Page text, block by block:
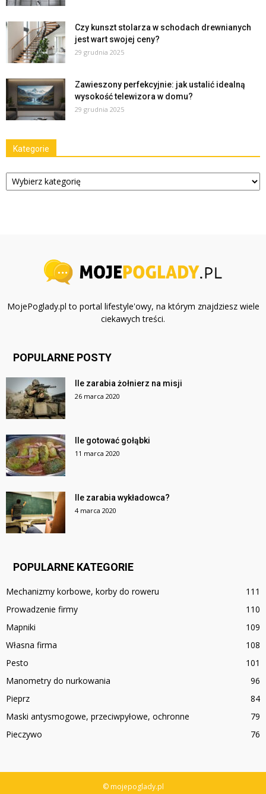
Czy kunszt stolarza w schodach drewnianych
jest wart swojej ceny?
29 grudnia 2025
Zawieszony perfekcyjnie: jak ustalić idealną
wysokość telewizora w domu?
29 grudnia 2025
Kategorie
Kategorie
MojePoglady.pl to portal lifestyle'owy, na którym znajdziesz wiele
ciekawych treści.
POPULARNE POSTY
Ile zarabia żołnierz na misji
26 marca 2020
Ile gotować gołąbki
11 marca 2020
Ile zarabia wykładowca?
4 marca 2020
POPULARNE KATEGORIE
Mechanizmy korbowe, korby do roweru
111
Prowadzenie firmy
110
Mapniki
109
Własna firma
108
Pesto
101
Manometry do nurkowania
96
Pieprz
84
Maski antysmogowe, przeciwpyłowe, ochronne
79
Pieczywo
76
© mojepoglady.pl